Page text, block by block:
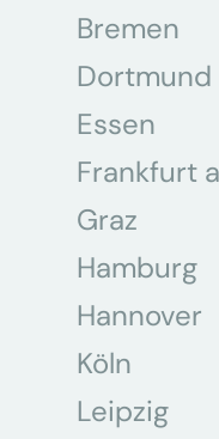
Bremen
Dortmund
Essen
Frankfurt
Graz
Hamburg
Hannover
Köln
Leipzig